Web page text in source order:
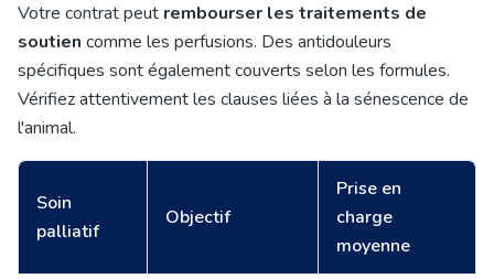
Votre contrat peut rembourser les traitements de
soutien comme les perfusions. Des antidouleurs
spécifiques sont également couverts selon les formules.
Vérifiez attentivement les clauses liées à la sénescence de
l'animal.
Soin
palliatif
Objectif
Prise en
charge
moyenne